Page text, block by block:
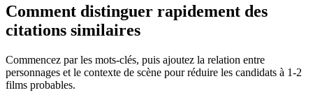
Comment distinguer rapidement des
citations similaires
Commencez par les mots-clés, puis ajoutez la relation entre
personnages et le contexte de scène pour réduire les candidats à 1-2
films probables.